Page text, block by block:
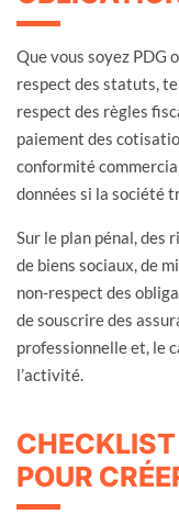
Que vous soyez PDG
respect des statuts,
respect des règles
paiement des
conformité
données si la société
Sur le plan pénal, des
de biens sociaux, de
non-respect des
de souscrire des
professionnelle et, le
l’activité.
POUR